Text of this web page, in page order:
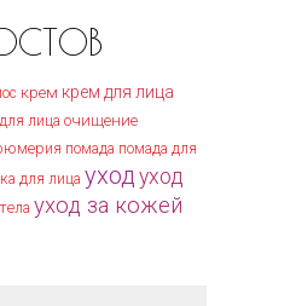
крем крем для лица
лица очищение
помада помада для
для лица уход уход
уход за кожей